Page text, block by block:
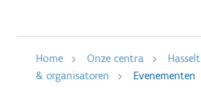
Home Onze centra Hasselt
& organisatoren
Evenementen